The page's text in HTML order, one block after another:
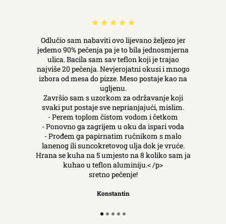
Odlučio sam nabaviti ovo lijevano željezo jer
jedemo 90% pečenja pa je to bila jednosmjerna
ulica. Bacila sam sav teflon koji je trajao
najviše 20 pečenja. Nevjerojatni okusi i mnogo
izbora od mesa do pizze. Meso postaje kao na
ugljenu.
Završio sam s uzorkom za održavanje koji
svaki put postaje sve neprianjajući, mislim.
- Perem toplom čistom vodom i četkom
- Ponovno ga zagrijem u oku da ispari voda
- Prođem ga papirnatim ručnikom s malo
lanenog ili suncokretovog ulja dok je vruće.
Hrana se kuha na 5 umjesto na 8 koliko sam ja
kuhao u teflon aluminiju.< /p>
sretno pečenje!
Konstantin